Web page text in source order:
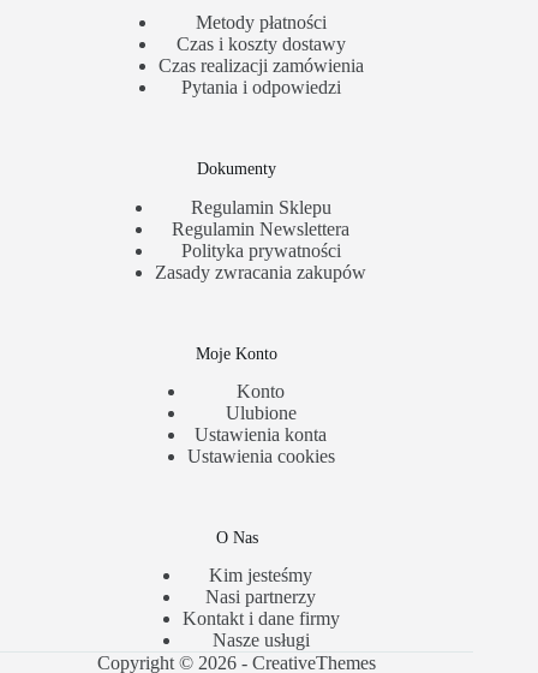
Metody płatności
Czas i koszty dostawy
Czas realizacji zamówienia
Pytania i odpowiedzi
Dokumenty
Regulamin Sklepu
Regulamin Newslettera
Polityka prywatności
Zasady zwracania zakupów
Moje Konto
Konto
Ulubione
Ustawienia konta
Ustawienia cookies
O Nas
Kim jesteśmy
Nasi partnerzy
Kontakt i dane firmy
Nasze usługi
Copyright © 2026 -CreativeThemes